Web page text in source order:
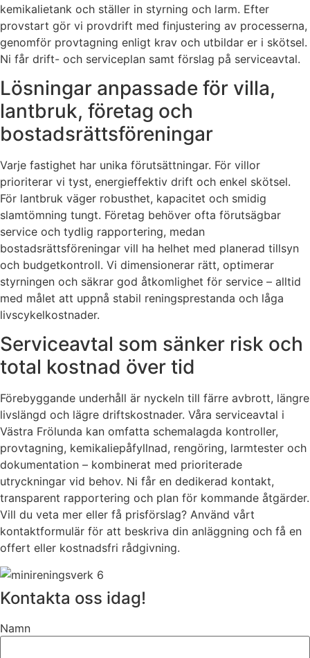
kemikalietank och ställer in styrning och larm. Efter
provstart gör vi provdrift med finjustering av processerna,
genomför provtagning enligt krav och utbildar er i skötsel.
Ni får drift- och serviceplan samt förslag på serviceavtal.
Lösningar anpassade för villa,
lantbruk, företag och
bostadsrättsföreningar
Varje fastighet har unika förutsättningar. För villor
prioriterar vi tyst, energieffektiv drift och enkel skötsel.
För lantbruk väger robusthet, kapacitet och smidig
slamtömning tungt. Företag behöver ofta förutsägbar
service och tydlig rapportering, medan
bostadsrättsföreningar vill ha helhet med planerad tillsyn
och budgetkontroll. Vi dimensionerar rätt, optimerar
styrningen och säkrar god åtkomlighet för service – alltid
med målet att uppnå stabil reningsprestanda och låga
livscykelkostnader.
Serviceavtal som sänker risk och
total kostnad över tid
Förebyggande underhåll är nyckeln till färre avbrott, längre
livslängd och lägre driftskostnader. Våra serviceavtal i
Västra Frölunda kan omfatta schemalagda kontroller,
provtagning, kemikaliepåfyllnad, rengöring, larmtester och
dokumentation – kombinerat med prioriterade
utryckningar vid behov. Ni får en dedikerad kontakt,
transparent rapportering och plan för kommande åtgärder.
Vill du veta mer eller få prisförslag? Använd vårt
kontaktformulär för att beskriva din anläggning och få en
offert eller kostnadsfri rådgivning.
Kontakta oss idag!
Namn